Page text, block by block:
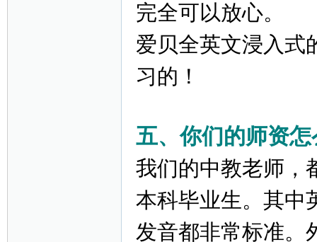
完全可以放心。
爱贝全英文浸入式
习的！
五、你们的师资
我们的中教老师，
本科毕业生。其中
发音都非常标准。